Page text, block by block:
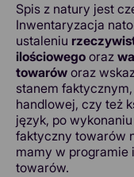
Spis z natury jest
Inwentaryzacja
ustaleniu
ilościowego oraz
towarów oraz
stanem
handlowej, czy też
język, po
faktyczny towarów
mamy w programie
towarów.